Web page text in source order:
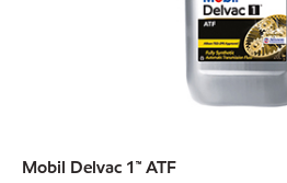
Mobil Delvac 1™ ATF